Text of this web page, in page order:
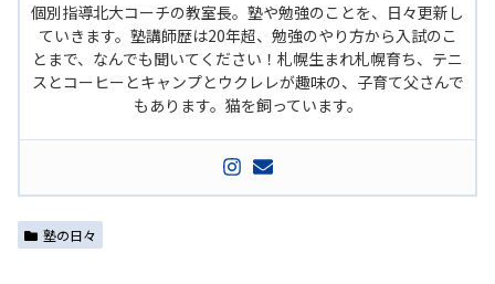
個別指導北大コーチの教室長。塾や勉強のことを、日々更新し
ていきます。塾講師歴は20年超、勉強のやり方から入試のこ
とまで、なんでも聞いてください！札幌生まれ札幌育ち、テニ
スとコーヒーとキャンプとウクレレが趣味の、子育て父さんで
もあります。猫を飼っています。
塾の日々